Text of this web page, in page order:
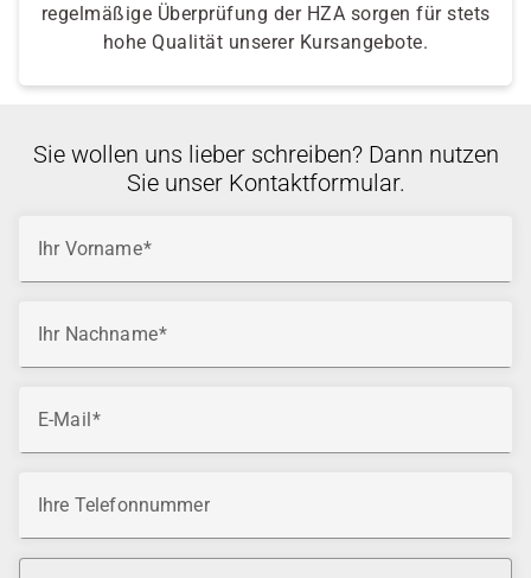
regelmäßige Überprüfung der HZA sorgen für stets
hohe Qualität unserer Kursangebote.
Sie wollen uns lieber schreiben? Dann nutzen
Sie unser Kontaktformular.
Ihr Vorname
Ihr Nachname
E-Mail
Ihre Telefonnummer